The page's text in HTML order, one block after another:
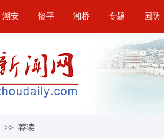
潮安 饶平 湘桥 专题 国防
>> 荐读